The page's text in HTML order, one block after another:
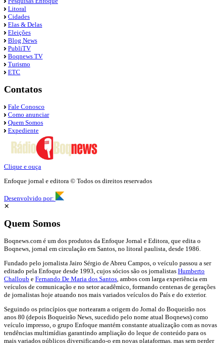
Litoral
Cidades
Elas & Delas
Eleições
Blog News
PubliTV
Boqnews TV
Turismo
ETC
Contatos
Fale Conosco
Como anunciar
Quem Somos
Expediente
Clique e ouça
Enfoque jornal e editora © Todos os direitos reservados
Desenvolvido por:
✕
Quem Somos
Boqnews.com é um dos produtos da Enfoque Jornal e Editora, que edita o
Boqnews, jornal em circulação em Santos, no litoral paulista, desde 1986.
Fundado pelo jornalista Jairo Sérgio de Abreu Campos, o veículo passou a ser
editado pela Enfoque desde 1993, cujos sócios são os jornalistas Humberto
Challoub e Fernando De Maria dos Santos, ambos com larga experiência em
veículos de comunicação e no setor acadêmico, formando centenas de gerações
de jornalistas hoje atuando nos mais variados veículos do País e do exterior.
Seguindo os princípios que nortearam a origem do Jornal do Boqueirão nos
anos 80 (depois Boqueirão News, sucedido pelo nome atual Boqnews) como
veículo impresso, o grupo Enfoque mantém constante atualização com as novas
tendências multimídias garantindo ampliação do leque de conteúdo para os
mais variados públicos diversificando-o em novas plataformas, mas sem perder